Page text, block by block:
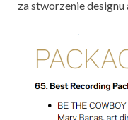
za stworzenie designu